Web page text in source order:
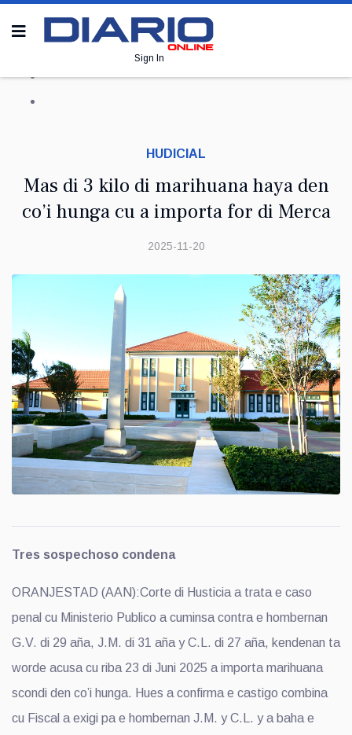
Sign In
HUDICIAL
Mas di 3 kilo di marihuana haya den
co’i hunga cu a importa for di Merca
2025-11-20
Tres sospechoso condena
ORANJESTAD (AAN):Corte di Husticia a trata e caso
penal cu Ministerio Publico a cuminsa contra e hombernan
G.V. di 29 aña, J.M. di 31 aña y C.L. di 27 aña, kendenan ta
worde acusa cu riba 23 di Juni 2025 a importa marihuana
scondi den co’i hunga. Hues a confirma e castigo combina
cu Fiscal a exigi pa e hombernan J.M. y C.L. y a baha e